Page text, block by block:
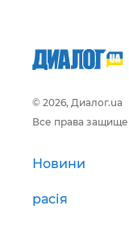
© 2026, Диалог.ua
Все права
Новини
расія